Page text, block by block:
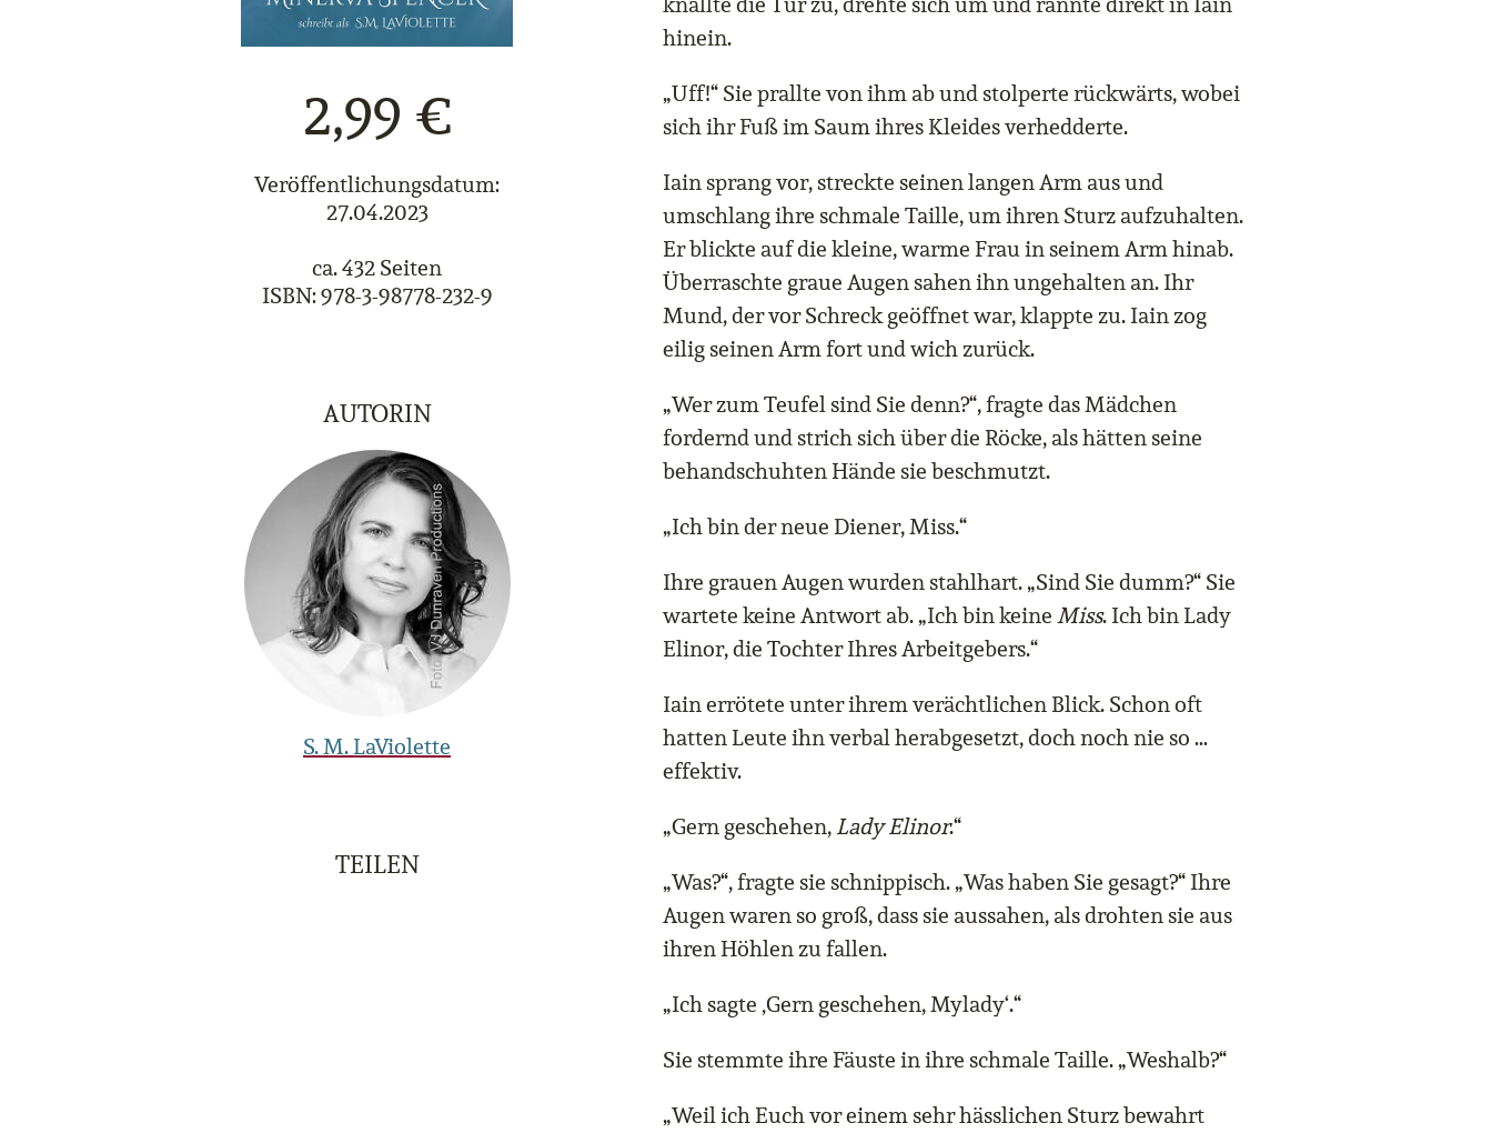
2,99 €
Veröffentlichungsdatum:
27.04.2023
ca. 432 Seiten
ISBN: 978-3-98778-232-9
AUTORIN
S. M. LaViolette
TEILEN
hinein.
„Uff!“ Sie prallte von ihm ab und stolperte rückwärts, wobei
sich ihr Fuß im Saum ihres Kleides verhedderte.
Iain sprang vor, streckte seinen langen Arm aus und
umschlang ihre schmale Taille, um ihren Sturz aufzuhalten.
Er blickte auf die kleine, warme Frau in seinem Arm hinab.
Überraschte graue Augen sahen ihn ungehalten an. Ihr
Mund, der vor Schreck geöffnet war, klappte zu. Iain zog
eilig seinen Arm fort und wich zurück.
„Wer zum Teufel sind Sie denn?“, fragte das Mädchen
fordernd und strich sich über die Röcke, als hätten seine
behandschuhten Hände sie beschmutzt.
„Ich bin der neue Diener, Miss.“
Ihre grauen Augen wurden stahlhart. „Sind Sie dumm?“ Sie
wartete keine Antwort ab. „Ich bin keineMiss. Ich bin Lady
Elinor, die Tochter Ihres Arbeitgebers.“
Iain errötete unter ihrem verächtlichen Blick. Schon oft
hatten Leute ihn verbal herabgesetzt, doch noch nie so …
effektiv.
„Gern geschehen,Lady Elinor.“
„Was?“, fragte sie schnippisch. „Was haben Sie gesagt?“ Ihre
Augen waren so groß, dass sie aussahen, als drohten sie aus
ihren Höhlen zu fallen.
„Ich sagte ‚Gern geschehen, Mylady‘.“
Sie stemmte ihre Fäuste in ihre schmale Taille. „Weshalb?“
„Weil ich Euch vor einem sehr hässlichen Sturz bewahrt